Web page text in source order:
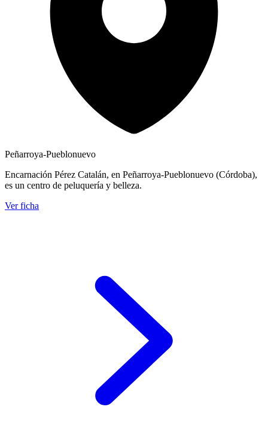
Peñarroya-Pueblonuevo
Encarnación Pérez Catalán, en Peñarroya-Pueblonuevo (Córdoba),
es un centro de peluquería y belleza.
Ver ficha